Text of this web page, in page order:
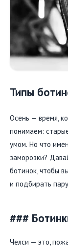
Типы
Осень — время,
понимаем:
умом. Но что
заморозки?
ботинок, чтобы
и подбирать
###
Челси — это,